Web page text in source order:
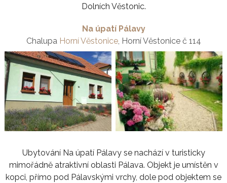
Dolních Věstonic.
Na úpatí Pálavy
Chalupa Horní Věstonice, Horní Věstonice č 114
Ubytování Na úpatí Pálavy se nachází v turisticky
mimořádně atraktivní oblasti Pálava. Objekt je umístěn v
kopci, přímo pod Pálavskými vrchy, dole pod objektem se